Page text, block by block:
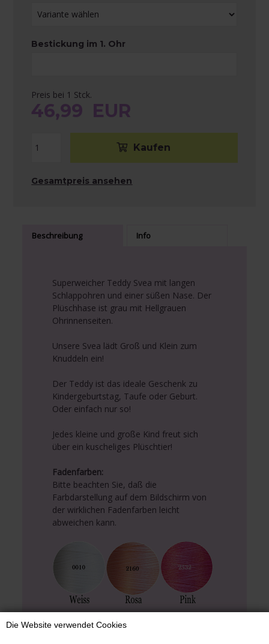
Die Website verwendet Cookies
Bestickung im 1. Ohr
Preis bei 1 Stck.
46,99 EUR
Gesamtpreis ansehen
Beschreibung Info
Superweicher Teddy Svea mit langen
Schlappohren und einer süßen Nase. Der
Plüschhase ist grau mit Hellgrauen
Ohrinnenseiten.
Unsere Svea lädt Groß und Klein zum
Knuddeln ein!
Der Teddy ist das ideale Geschenk zu
Kindergeburtstag, Taufe oder Geburt.
Oder einfach nur so!
Jedes kleine und große Kind freut sich
über ein kuscheliges Plüschtier!
Fadenfarben:
Bitte beachten Sie, daß die
Farbdarstellung auf dem Bildschirm von
der wirklichen Fadenfarben leicht
abweichen kann.